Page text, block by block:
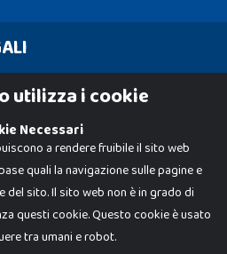
utilizza i cookie
Necessari
a rendere fruibile il sito web
quali la navigazione sulle pagine e
sito. Il sito web non è in grado di
questi cookie. Questo cookie è usato
tra umani e robot.